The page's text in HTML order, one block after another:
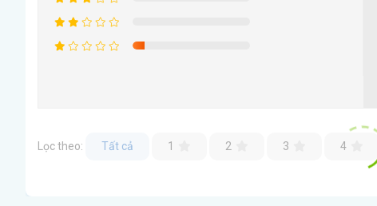
Lọc theo: Tất cả 1 2 3 4